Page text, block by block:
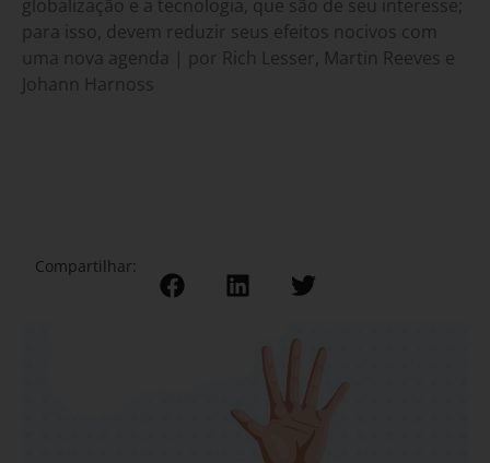
globalização e a tecnologia, que são de seu interesse;
para isso, devem reduzir seus efeitos nocivos com
uma nova agenda | por Rich Lesser, Martin Reeves e
Johann Harnoss
Compartilhar: